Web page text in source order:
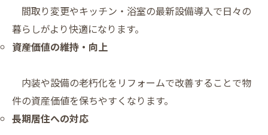
間取り変更やキッチン・浴室の最新設備導入で日々の
暮らしがより快適になります。
資産価値の維持・向上
内装や設備の老朽化をリフォームで改善することで物
件の資産価値を保ちやすくなります。
長期居住への対応